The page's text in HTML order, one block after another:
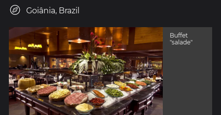
Goiânia, Brazil
Buffet
"salade"